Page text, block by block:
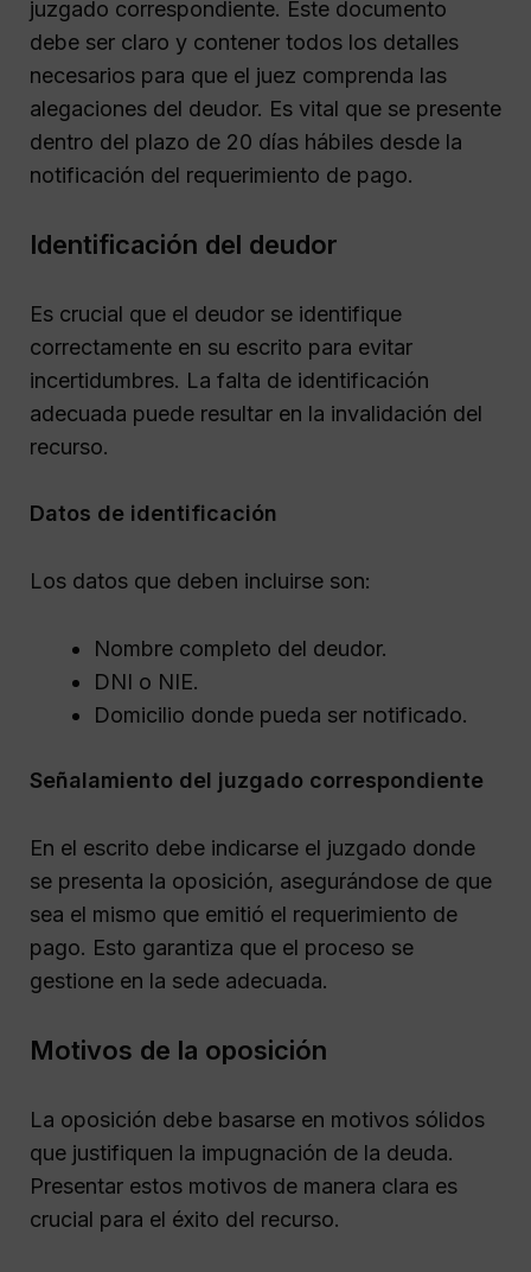
juzgado correspondiente. Este documento
debe ser claro y contener todos los detalles
necesarios para que el juez comprenda las
alegaciones del deudor. Es vital que se presente
dentro del plazo de 20 días hábiles desde la
notificación del requerimiento de pago.
Identificación del deudor
Es crucial que el deudor se identifique
correctamente en su escrito para evitar
incertidumbres. La falta de identificación
adecuada puede resultar en la invalidación del
recurso.
Datos de identificación
Los datos que deben incluirse son:
Nombre completo del deudor.
DNI o NIE.
Domicilio donde pueda ser notificado.
Señalamiento del juzgado correspondiente
En el escrito debe indicarse el juzgado donde
se presenta la oposición, asegurándose de que
sea el mismo que emitió el requerimiento de
pago. Esto garantiza que el proceso se
gestione en la sede adecuada.
Motivos de la oposición
La oposición debe basarse en motivos sólidos
que justifiquen la impugnación de la deuda.
Presentar estos motivos de manera clara es
crucial para el éxito del recurso.